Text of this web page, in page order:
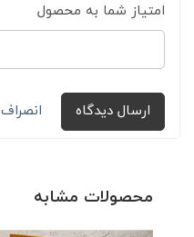
امتیاز شما به محصول
ارسال دیدگاه انصراف
محصولات مشابه